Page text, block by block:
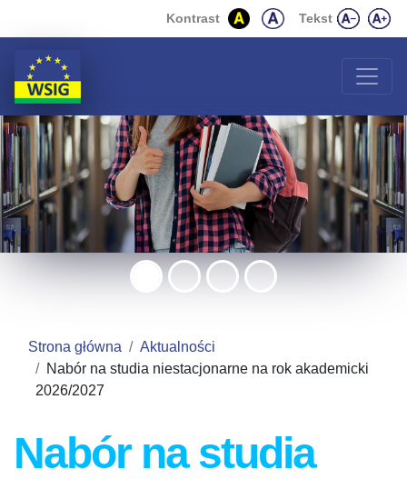
Wyższa Szkoła
Kontrast Tekst
Strona główna
Aktualności
Nabór na studia niestacjonarne na rok akademicki
2026/2027
Nabór na studia